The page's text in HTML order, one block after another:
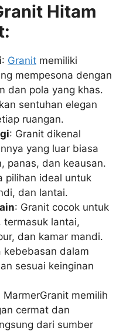
Hitam
: Granit memiliki
mempesona dengan
dan pola yang khas.
sentuhan elegan
ruangan.
: Granit dikenal
yang luar biasa
panas, dan keausan.
pilihan ideal untuk
dan lantai.
: Granit cocok untuk
termasuk lantai,
dan kamar mandi.
kebebasan dalam
sesuai keinginan
MarmerGranit memilih
cermat dan
dari sumber